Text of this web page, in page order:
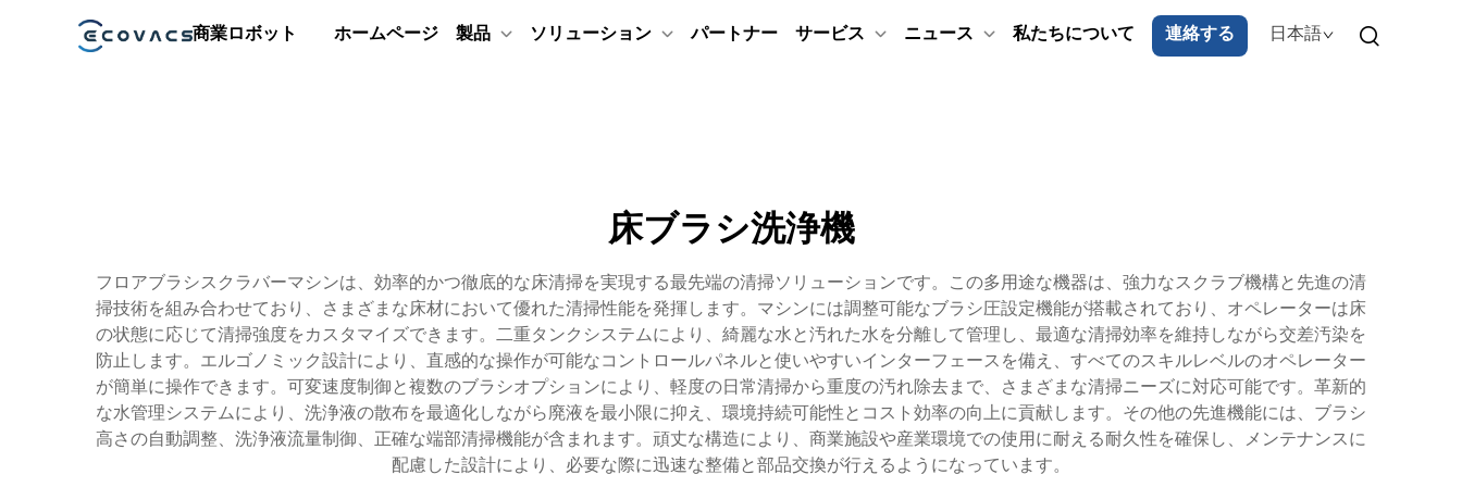
商業ロボット ホームページ 製品 ソリューション パートナー サービス ニュース 私たちについて 連絡する 日本語
床ブラシ洗浄機
フロアブラシスクラバーマシンは、効率的かつ徹底的な床清掃を実現する最先端の清掃ソリューションです。この多用途な機器は、強力なスクラブ機構と先進の清
掃技術を組み合わせており、さまざまな床材において優れた清掃性能を発揮します。マシンには調整可能なブラシ圧設定機能が搭載されており、オペレーターは床
の状態に応じて清掃強度をカスタマイズできます。二重タンクシステムにより、綺麗な水と汚れた水を分離して管理し、最適な清掃効率を維持しながら交差汚染を
防止します。エルゴノミック設計により、直感的な操作が可能なコントロールパネルと使いやすいインターフェースを備え、すべてのスキルレベルのオペレーター
が簡単に操作できます。可変速度制御と複数のブラシオプションにより、軽度の日常清掃から重度の汚れ除去まで、さまざまな清掃ニーズに対応可能です。革新的
な水管理システムにより、洗浄液の散布を最適化しながら廃液を最小限に抑え、環境持続可能性とコスト効率の向上に貢献します。その他の先進機能には、ブラシ
高さの自動調整、洗浄液流量制御、正確な端部清掃機能が含まれます。頑丈な構造により、商業施設や産業環境での使用に耐える耐久性を確保し、メンテナンスに
配慮した設計により、必要な際に迅速な整備と部品交換が行えるようになっています。